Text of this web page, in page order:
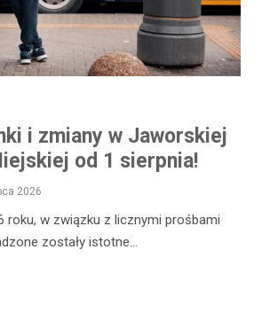
i zmiany w Jaworskiej
od 1 sierpnia!
2026
roku, w związku z licznymi prośbami
zostały istotne…